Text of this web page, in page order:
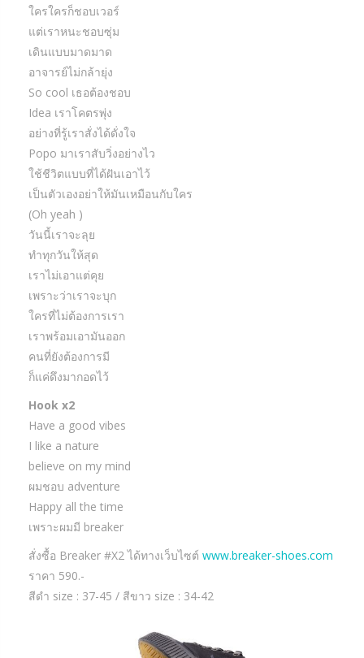
ใครใครก็ชอบเวอร์
แต่เราหนะชอบซุ่ม
เดินแบบมาดมาด
อาจารย์ไม่กล้ายุ่ง
So cool เธอต้องชอบ
Idea เราโคตรพุ่ง
อย่างที่รู้เราสั่งได้ดั่งใจ
Popo มาเราสับวิ่งอย่างไว
ใช้ชีวิตแบบที่ได้ฝันเอาไว้
เป็นตัวเองอย่าให้มันเหมือนกับใคร
(Oh yeah )
วันนี้เราจะลุย
ทำทุกวันให้สุด
เราไม่เอาแต่คุย
เพราะว่าเราจะบุก
ใครที่ไม่ต้องการเรา
เราพร้อมเอามันออก
คนที่ยังต้องการมี
ก็แค่ดึงมากอดไว้
Hook x2
Have a good vibes
I like a nature
believe on my mind
ผมชอบ adventure
Happy all the time
เพราะผมมี breaker
สั่งซื้อ Breaker #X2 ได้ทางเว็บไซต์ www.breaker-shoes.com
ราคา 590.-
สีดำ size : 37-45 / สีขาว size : 34-42